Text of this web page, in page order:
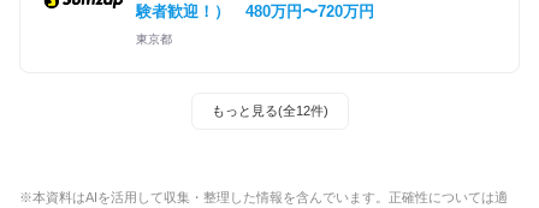
験者歓迎！）
480万円〜720万円
東京都
もっと見る(全12件)
※本資料はAIを活用して収集・整理した情報を含んでいます。正確性については適